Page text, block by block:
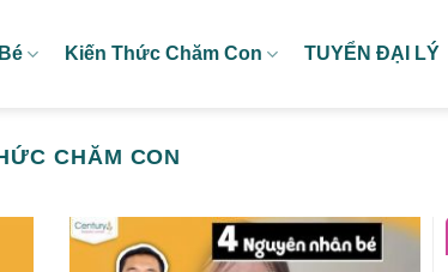
Kiến Thức Chăm Con TUYỂN ĐẠI LÝ
CHĂM CON